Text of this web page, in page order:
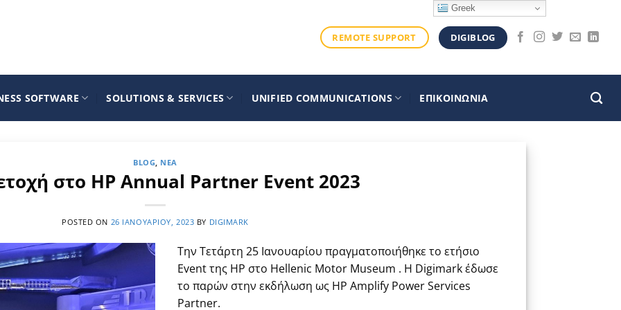
REMOTE SUPPORT DIGIBLOG
SOFTWARE SOLUTIONS & SERVICES UNIFIED COMMUNICATIONS ΕΠΙΚΟΙΝΩΝΙΑ
BLOG, ΝΈΑ
στο HP Annual Partner Event 2023
POSTED ON 26 ΙΑΝΟΥΑΡΊΟΥ, 2023 BY DIGIMARK
Την Τετάρτη 25 Ιανουαρίου πραγματοποιήθηκε το ετήσιο
Event της HP στο Hellenic Motor Museum . Η Digimark έδωσε
το παρών στην εκδήλωση ως HP Amplify Power Services
Partner.
Greek